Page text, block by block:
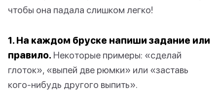
чтобы она падала слишком легко!
1. На каждом бруске напиши задание или
правило. Некоторые примеры: «сделай
глоток», «выпей две рюмки» или «заставь
кого-нибудь другого выпить».